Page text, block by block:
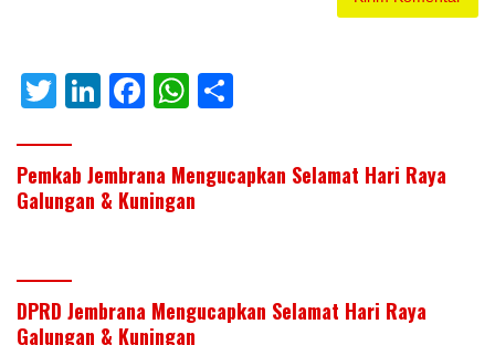
T
itt
er
Li
k
e
F
e
b
k
W
at
s
p
ar
e
Pemkab Jembrana Mengucapkan Selamat Hari Raya
Galungan & Kuningan
DPRD Jembrana Mengucapkan Selamat Hari Raya
Galungan & Kuningan